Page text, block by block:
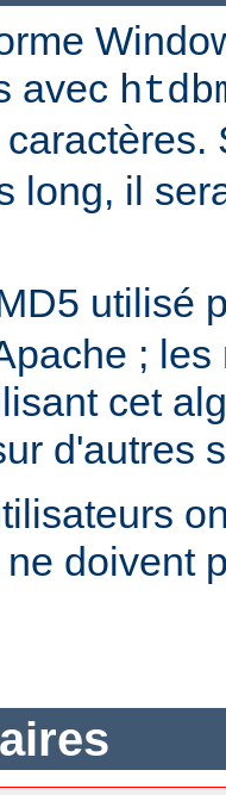
avec
caractères.
long, il
utilisé
;
cet
d'autres
doivent